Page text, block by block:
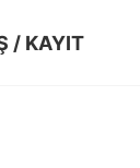
/ KAYIT